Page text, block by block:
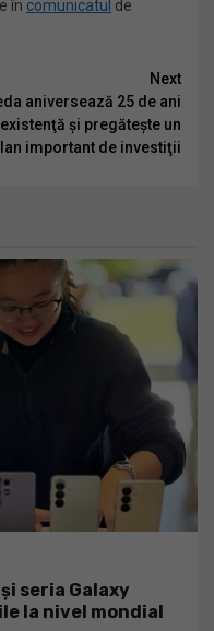
în comunicatul de
Next
aniversează 25 de ani
şi pregăteşte un
important de investiţii
seria Galaxy
la nivel mondial